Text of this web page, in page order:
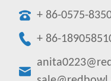
+ 86-0575-
+ 86-